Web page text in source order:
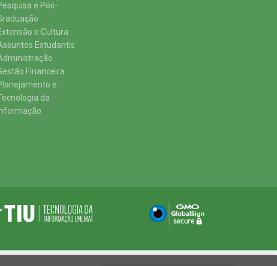
e Pós-
e Cultura
Estudantis
Financeira
e
da
Informação